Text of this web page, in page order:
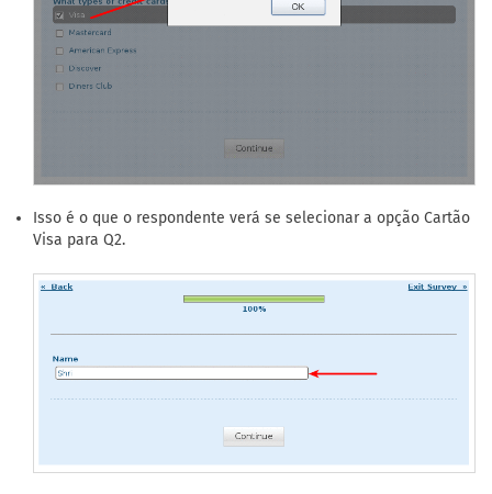
Isso é o que o respondente verá se selecionar a opção Cartão
Visa para Q2.